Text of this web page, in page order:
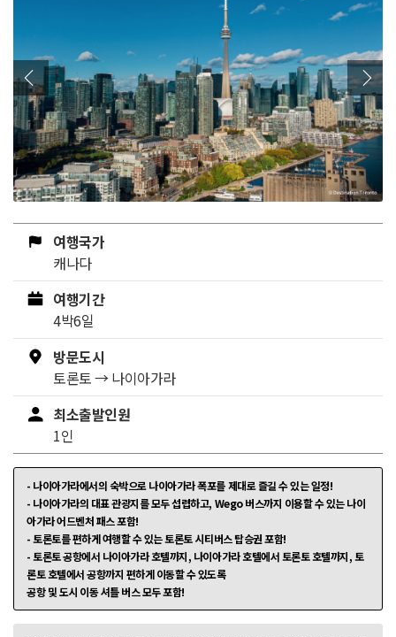
여행국가
캐나다
여행기간
4박6일
방문도시
토론토→나이아가라
최소출발인원
1인
- 나이아가라에서의 숙박으로 나이아가라 폭포를 제대로 즐길 수 있는 일정!
- 나이아가라의 대표 관광지를 모두 섭렵하고, Wego 버스까지 이용할 수 있는 나이
아가라 어드벤처 패스 포함!
- 토론토를 편하게 여행할 수 있는 토론토 시티버스 탑승권 포함!
- 토론토 공항에서 나이아가라 호텔까지, 나이아가라 호텔에서 토론토 호텔까지, 토
론토 호텔에서 공항까지 편하게 이동할 수 있도록
공항 및 도시 이동 셔틀 버스 모두 포함!